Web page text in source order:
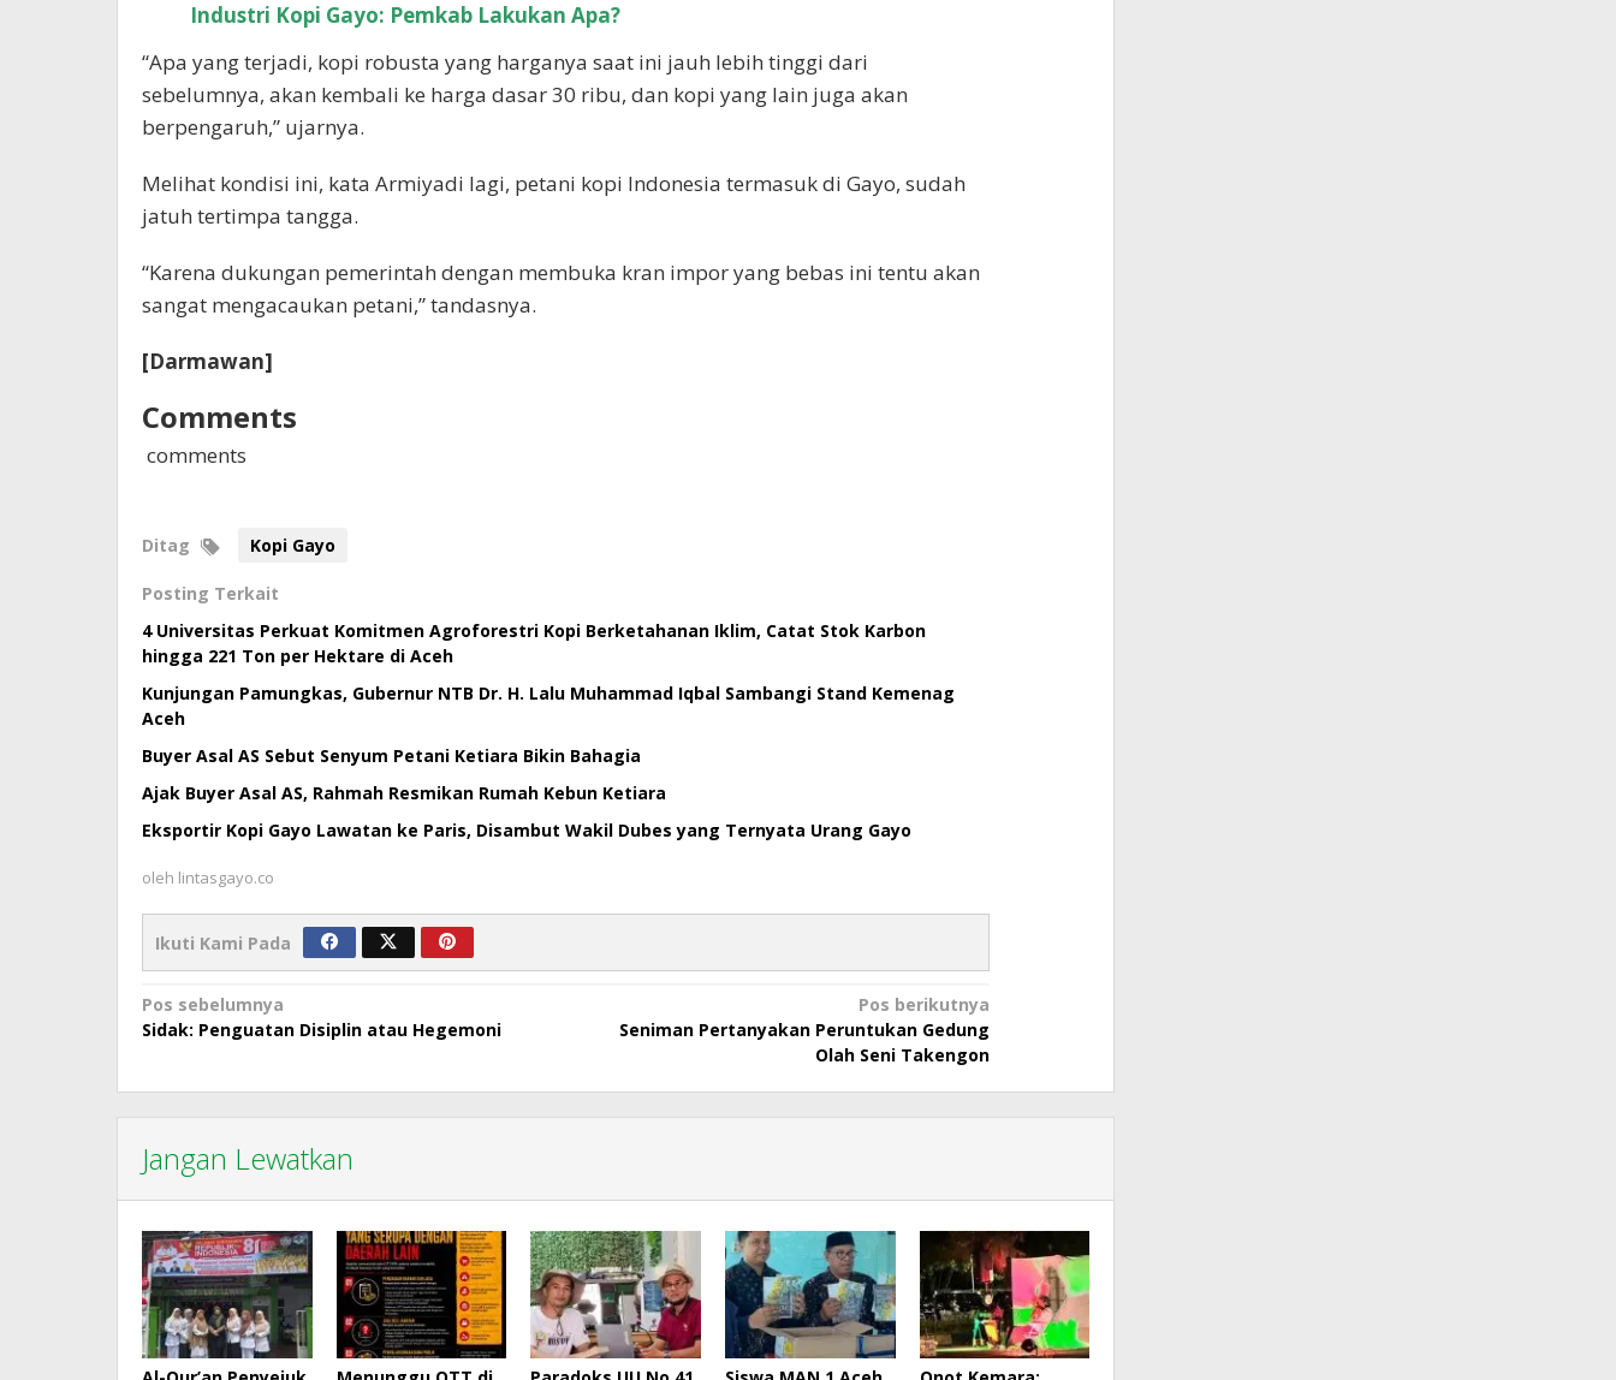
Industri Kopi Gayo: Pemkab Lakukan Apa?
“Apa yang terjadi, kopi robusta yang harganya saat ini jauh lebih tinggi dari
sebelumnya, akan kembali ke harga dasar 30 ribu, dan kopi yang lain juga akan
berpengaruh,” ujarnya.
Melihat kondisi ini, kata Armiyadi lagi, petani kopi Indonesia termasuk di Gayo, sudah
jatuh tertimpa tangga.
“Karena dukungan pemerintah dengan membuka kran impor yang bebas ini tentu akan
sangat mengacaukan petani,” tandasnya.
[Darmawan]
Comments
comments
Ditag Kopi Gayo
Posting Terkait
4 Universitas Perkuat Komitmen Agroforestri Kopi Berketahanan Iklim, Catat Stok Karbon
hingga 221 Ton per Hektare di Aceh
Kunjungan Pamungkas, Gubernur NTB Dr. H. Lalu Muhammad Iqbal Sambangi Stand Kemenag
Aceh
Buyer Asal AS Sebut Senyum Petani Ketiara Bikin Bahagia
Ajak Buyer Asal AS, Rahmah Resmikan Rumah Kebun Ketiara
Eksportir Kopi Gayo Lawatan ke Paris, Disambut Wakil Dubes yang Ternyata Urang Gayo
oleh lintasgayo.co
Ikuti Kami Pada
Navigasi
pos
Pos sebelumnya
Sidak: Penguatan Disiplin atau Hegemoni
Pos berikutnya
Seniman Pertanyakan Peruntukan Gedung
Olah Seni Takengon
Jangan Lewatkan